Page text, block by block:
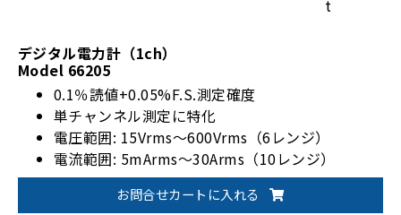
デジタル電力計（1ch）
Model 66205
0.1％読値+0.05%F.S.測定確度
単チャンネル測定に特化
電圧範囲: 15Vrms～600Vrms（6レンジ）
電流範囲: 5mArms～30Arms（10レンジ）
EnergyStar/IEC 62301規格対応
オプションで1200Vrmsに対応
お問合せカートに入れる